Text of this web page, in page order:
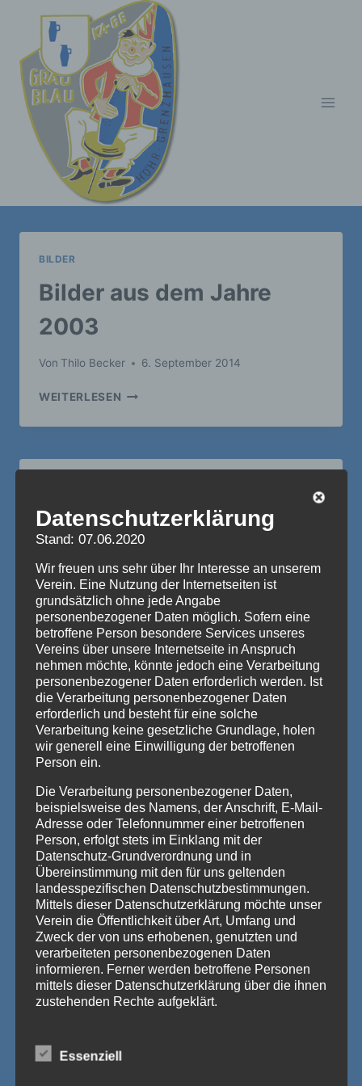
springen
BILDER
Bilder aus dem Jahre
2003
Von Thilo Becker 6. September 2014
WEITERLESEN BILDER
DEM
2003
Bilder aus dem Jahre
VonThilo Becker 6. September 2014
WEITERLESENBILDER
AUS
DEM
JAHRE
2002
BILDER
Bilder aus dem Jahre
2001
Von Thilo Becker 6. September 2014
WEITERLESENBILDER
AUS
DEM
JAHRE
2001
BILDER
Bilder aus dem Jahre
2000
Von
Datenschutzerklärung
Stand: 07.06.2020
Wir freuen uns sehr über Ihr Interesse an unserem
Verein. Eine Nutzung der Internetseiten ist
grundsätzlich ohne jede Angabe
personenbezogener Daten möglich. Sofern eine
betroffene Person besondere Services unseres
Vereins über unsere Internetseite in Anspruch
nehmen möchte, könnte jedoch eine Verarbeitung
personenbezogener Daten erforderlich werden. Ist
die Verarbeitung personenbezogener Daten
erforderlich und besteht für eine solche
Verarbeitung keine gesetzliche Grundlage, holen
wir generell eine Einwilligung der betroffenen
Person ein.
Die Verarbeitung personenbezogener Daten,
beispielsweise des Namens, der Anschrift, E-Mail-
Adresse oder Telefonnummer einer betroffenen
Person, erfolgt stets im Einklang mit der
Datenschutz-Grundverordnung und in
Übereinstimmung mit den für uns geltenden
landesspezifischen Datenschutzbestimmungen.
Mittels dieser Datenschutzerklärung möchte unser
Verein die Öffentlichkeit über Art, Umfang und
Zweck der von uns erhobenen, genutzten und
verarbeiteten personenbezogenen Daten
informieren. Ferner werden betroffene Personen
mittels dieser Datenschutzerklärung über die ihnen
zustehenden Rechte aufgeklärt.
zahlreiche technische und organisatorische
Maßnahmen umgesetzt, um einen möglichst
Essenziell